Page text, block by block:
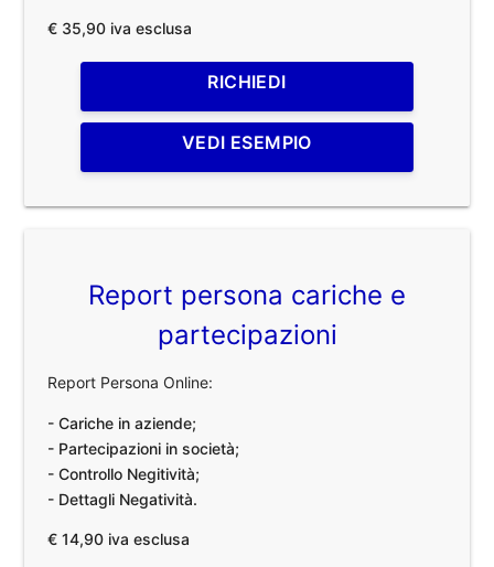
€ 35,90 iva esclusa
RICHIEDI
VEDI ESEMPIO
Report persona cariche e
partecipazioni
Report Persona Online:
- Cariche in aziende;
- Partecipazioni in società;
- Controllo Negitività;
- Dettagli Negatività.
€ 14,90 iva esclusa